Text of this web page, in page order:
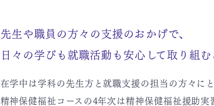
先生や職員の方々の支援のおかげで、
日々の学びも就職活動も安心して取り組む
在学中は学科の先生方と就職支援の担当の方々に
精神保健福祉コースの4年次は精神保健福祉援助